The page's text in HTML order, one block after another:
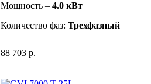
Мощность – 4.0 кВт
Количество фаз: Трехфазный
88 703 р.